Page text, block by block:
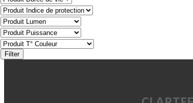
Filter